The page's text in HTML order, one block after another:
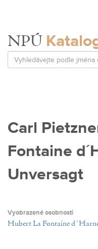
NPÚ
Carl
Fontaine
Unversagt
Vyobrazené osobnosti
Hubert La Fontaine